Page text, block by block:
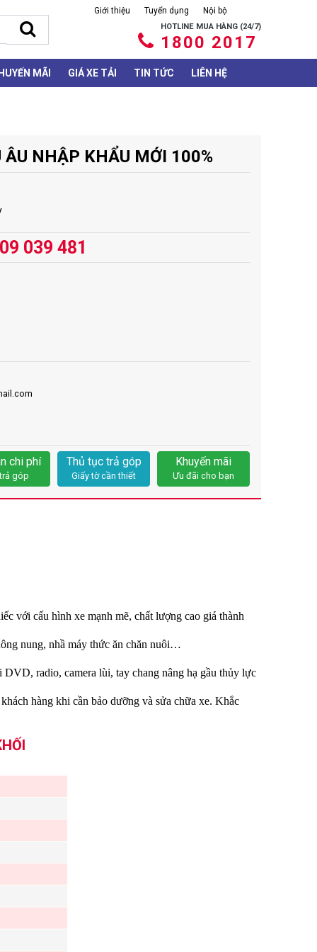
Giới thiệu Tuyển dụng Nội bộ
HOTLINE MUA HÀNG (24/7)
1800 2017
MÃI GIÁ XE TẢI TIN TỨC LIÊN HỆ
ÂU NHẬP KHẨU MỚI 100%
039 481
chi phí
góp
Thủ tục trả góp
Giấy tờ cần thiết
Khuyến mãi
Ưu đãi cho bạn
với cấu hình xe mạnh mẽ, chất lượng cao giá thành
nung, nhầ máy thức ăn chăn nuôi…
radio, camera lùi, tay chang nâng hạ gầu thủy lực
hàng khi cần bảo dưỡng và sửa chữa xe. Khắc